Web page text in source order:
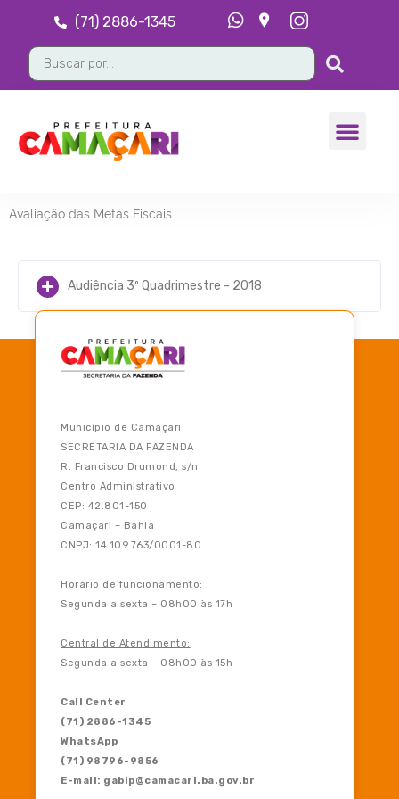
(71) 2886-1345
Avaliação das Metas Fiscais
Audiência 3º Quadrimestre - 2018
Avaliação das Metas Fiscais
Município de Camaçari
SECRETARIA DA FAZENDA
R. Francisco Drumond, s/n
Centro Administrativo
CEP: 42.801-150
Camaçari – Bahia
CNPJ: 14.109.763/0001-80
Horário de funcionamento:
Segunda a sexta – 08h00 às 17h
Central de Atendimento:
Segunda a sexta – 08h00 às 15h
Call Center
(71) 2886-1345
WhatsApp
(71) 98796-9856
E-mail: gabip@camacari.ba.gov.br